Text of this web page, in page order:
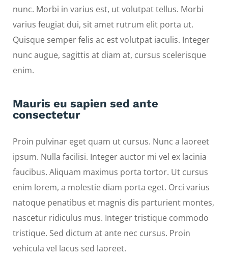
nunc. Morbi in varius est, ut volutpat tellus. Morbi
varius feugiat dui, sit amet rutrum elit porta ut.
Quisque semper felis ac est volutpat iaculis. Integer
nunc augue, sagittis at diam at, cursus scelerisque
enim.
Mauris eu sapien sed ante
consectetur
Proin pulvinar eget quam ut cursus. Nunc a laoreet
ipsum. Nulla facilisi. Integer auctor mi vel ex lacinia
faucibus. Aliquam maximus porta tortor. Ut cursus
enim lorem, a molestie diam porta eget. Orci varius
natoque penatibus et magnis dis parturient montes,
nascetur ridiculus mus. Integer tristique commodo
tristique. Sed dictum at ante nec cursus. Proin
vehicula vel lacus sed laoreet.